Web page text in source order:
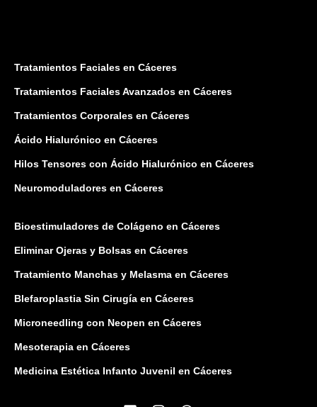
Tratamientos Faciales en Cáceres
Tratamientos Faciales Avanzados en Cáceres
Tratamientos Corporales en Cáceres
Ácido Hialurónico en Cáceres
Hilos Tensores con Ácido Hialurónico en Cáceres
Neuromoduladores en Cáceres
Bioestimuladores de Colágeno en Cáceres
Eliminar Ojeras y Bolsas en Cáceres
Tratamiento Manchas y Melasma en Cáceres
Blefaroplastia Sin Cirugía en Cáceres
Microneedling con Neopen en Cáceres
Mesoterapia en Cáceres
Medicina Estética Infanto Juvenil en Cáceres